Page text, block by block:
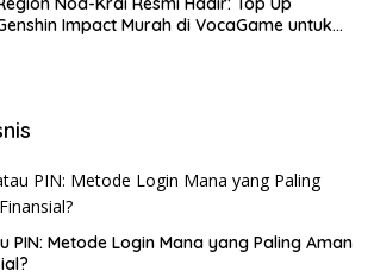
Impact Murah di VocaGame untuk
PIN: Metode Login Mana yang Paling Aman